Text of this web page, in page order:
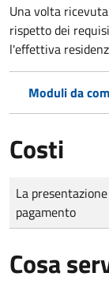
Una volta
rispetto dei
l'effettiva
Moduli da
Costi
Tipo di pagamento
Importo
La
pagamento
Cosa